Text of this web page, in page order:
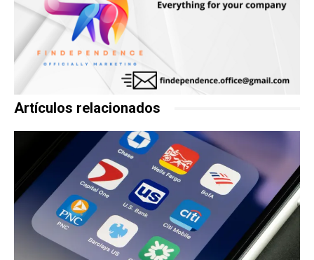
Artículos relacionados